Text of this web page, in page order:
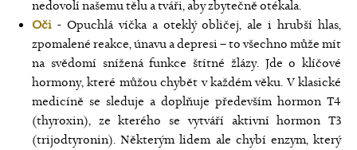
nedovolí našemu tělu a tváři, aby zbytečně otékala.
Oči - Opuchlá víčka a oteklý obličej, ale i hrubší hlas,
zpomalené reakce, únavu a depresi – to všechno může mít
na svědomí snížená funkce štítné žlázy. Jde o klíčové
hormony, které můžou chybět v každém věku. V klasické
medicíně se sleduje a doplňuje především hormon T4
(thyroxin), ze kterého se vytváří aktivní hormon T3
(trijodtyronin). Některým lidem ale chybí enzym, který